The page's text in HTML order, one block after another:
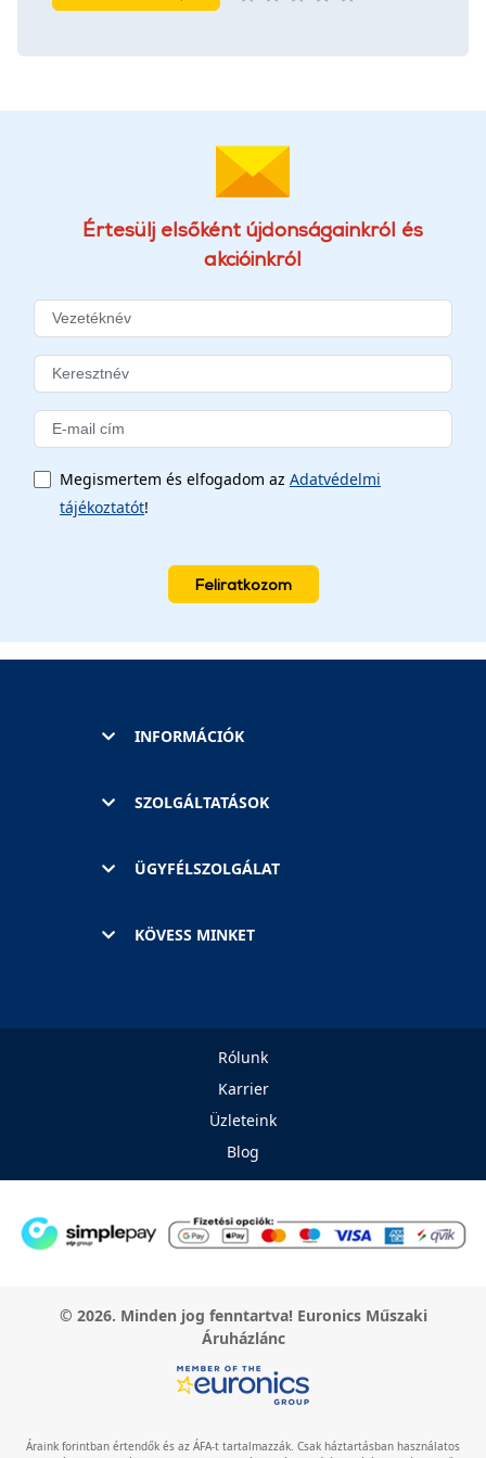
Értesülj elsőként újdonságainkról és
akcióinkról
Megismertem és elfogadom az Adatvédelmi
tájékoztatót!
Feliratkozom
INFORMÁCIÓK
SZOLGÁLTATÁSOK
ÜGYFÉLSZOLGÁLAT
KÖVESS MINKET
Rólunk
Karrier
Üzleteink
Blog
© 2026. Minden jog fenntartva! Euronics Műszaki
Áruházlánc
Áraink forintban értendők és az ÁFA-t tartalmazzák. Csak háztartásban használatos